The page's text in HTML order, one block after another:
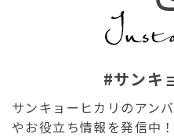
#サンキ
サンキョーヒカリのアン
やお役立ち情報を発信中！